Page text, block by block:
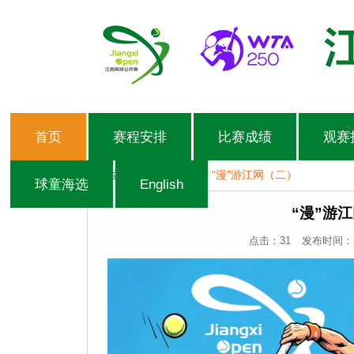
首页 赛程安排 比赛成绩 观赛
球童海选 English
当前位置： > “漫”游江网（二）
“漫”游
点击： 31 发布时间